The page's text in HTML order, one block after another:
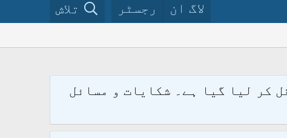
لاگ ان رجسٹر تلاش
فورو 2.1.7 پر کامیابی سے منتقل کر لیا گیا ہے۔ شکایات و مسائل